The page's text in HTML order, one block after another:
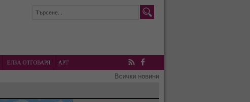
ЕЛЗА ОТГОВАРЯ
АРТ
RSS Facebook
Всички новини